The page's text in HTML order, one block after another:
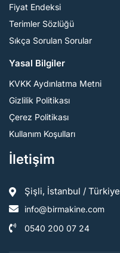
Fiyat Endeksi
Terimler Sözlüğü
Sıkça Sorulan Sorular
Yasal Bilgiler
KVKK Aydınlatma Metni
Gizlilik Politikası
Çerez Politikası
Kullanım Koşulları
İletişim
Şişli, İstanbul / Türkiye
info@birmakine.com
0540 200 07 24